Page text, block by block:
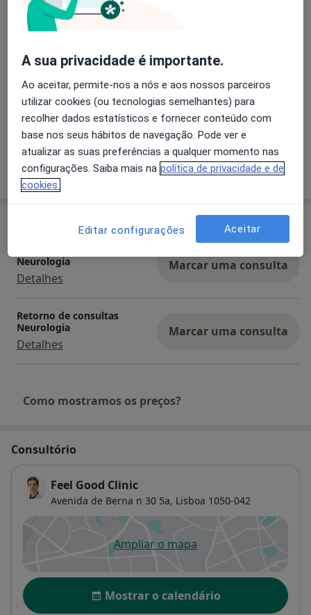
Epilepsia Transtornos do Sono
Adultos
Crianças a partir dos 16 anos de idade
Formatos de consulta
PresencialVer locais (1)
Mostrar mais detalhes
sobre a experiência
Serviços e preços
Neurologia
Detalhes
Marcar uma consulta
Retorno de consultas
Neurologia
Detalhes
Marcar uma consulta
Como mostramos os preços?
Consultório
Feel Good Clinic
Avenida de Berna n 30 5a, Lisboa 1050-042
Ampliar o mapaabre num novo separador
Disponibilidade
Mostrar o calendário
A sua privacidade é importante.
Ao aceitar, permite-nos a nós e aos nossos parceiros
utilizar cookies (ou tecnologias semelhantes) para
recolher dados estatísticos e fornecer conteúdo com
base nos seus hábitos de navegação. Pode ver e
atualizar as suas preferências a qualquer momento nas
configurações. Saiba mais na política de privacidade e de
cookies.
Editar configurações Aceitar